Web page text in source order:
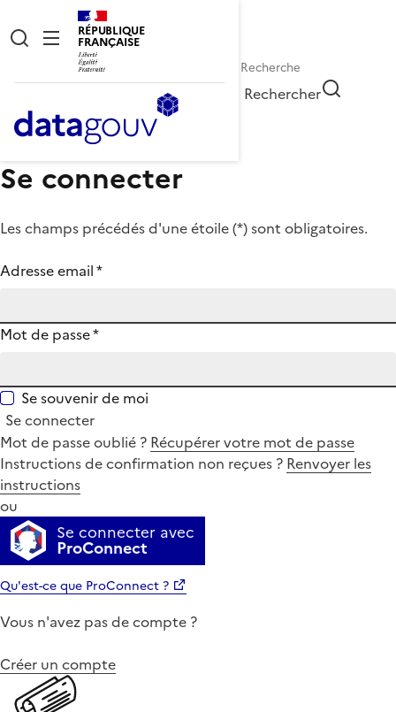
RÉPUBLIQUE
FRANÇAISE
Rechercher
Se connecter
Les champs précédés d'une étoile (*) sont obligatoires.
Adresse email*
Mot de passe*
Se souvenir de moi
Se connecter
Mot de passe oublié ? Récupérer votre mot de passe
Instructions de confirmation non reçues ? Renvoyer les
instructions
ou
Se connecter avec
ProConnect
Qu'est-ce que ProConnect ?
Vous n'avez pas de compte ?
Créer un compte